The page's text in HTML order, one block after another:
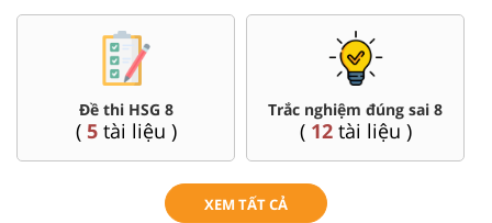
Đề thi HSG 8
( 5tài liệu )
Trắc nghiệm đúng sai 8
( 12tài liệu )
XEM TẤT CẢ